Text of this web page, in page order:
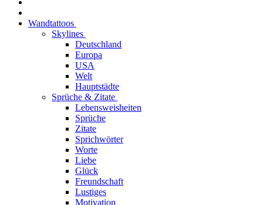
Wandtattoos
Skylines
Deutschland
Europa
USA
Welt
Hauptstädte
Sprüche & Zitate
Lebensweisheiten
Sprüche
Zitate
Sprichwörter
Worte
Liebe
Glück
Freundschaft
Lustiges
Motivation